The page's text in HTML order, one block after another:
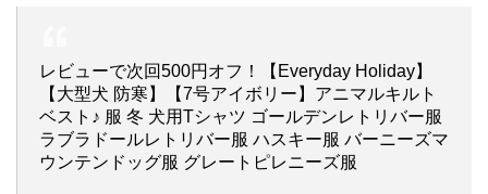
レビューで次回500円オフ！【Everyday Holiday】
【大型犬 防寒】【7号アイボリー】アニマルキルト
ベスト♪ 服 冬 犬用Tシャツ ゴールデンレトリバー服
ラブラドールレトリバー服 ハスキー服 バーニーズマ
ウンテンドッグ服 グレートピレニーズ服